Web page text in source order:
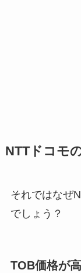
NTTドコモ
それではなぜ
でしょう？
TOB価格が